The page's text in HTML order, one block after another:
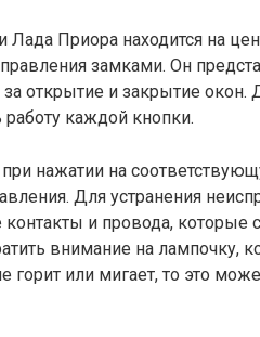
Приора находится на
замками. Он
открытие и закрытие окон.
каждой кнопки.
нажатии на
Для устранения
и провода, которые
внимание на лампочку,
горит или мигает, то это